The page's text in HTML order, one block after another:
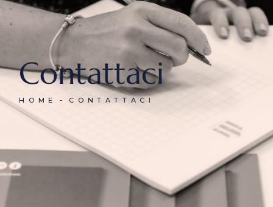
Contattaci
HOME CONTATTACI